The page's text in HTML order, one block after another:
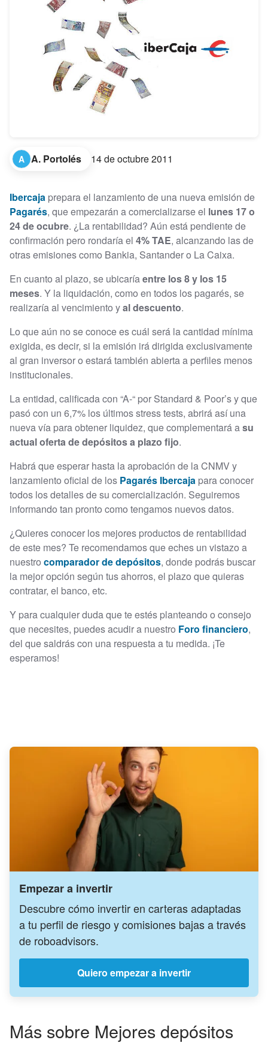
A A. Portolés 14 de octubre 2011
Ibercaja prepara el lanzamiento de una nueva emisión de
Pagarés, que empezarán a comercializarse el lunes 17 o
24 de ocubre. ¿La rentabilidad? Aún está pendiente de
confirmación pero rondaría el 4% TAE, alcanzando las de
otras emisiones como Bankia, Santander o La Caixa.
En cuanto al plazo, se ubicaríaentre los 8 y los 15
meses. Y la liquidación, como en todos los pagarés, se
realizaría al vencimiento yal descuento.
Lo que aún no se conoce es cuál será la cantidad mínima
exigida, es decir, si la emisión irá dirigida exclusivamente
al gran inversor o estará también abierta a perfiles menos
institucionales.
La entidad, calificada con “A-“ por Standard & Poor’s y que
pasó con un 6,7% los últimos stress tests, abrirá así una
nueva vía para obtener liquidez, que complementará asu
actual oferta de depósitos a plazo fijo.
Habrá que esperar hasta la aprobación de la CNMV y
lanzamiento oficial de los Pagarés Ibercaja para conocer
todos los detalles de su comercialización. Seguiremos
informando tan pronto como tengamos nuevos datos.
¿Quieres conocer los mejores productos de rentabilidad
de este mes? Te recomendamos que eches un vistazo a
nuestro comparador de depósitos, donde podrás buscar
la mejor opción según tus ahorros, el plazo que quieras
contratar, el banco, etc.
Y para cualquier duda que te estés planteando o consejo
que necesites, puedes acudir a nuestro Foro financiero,
del que saldrás con una respuesta a tu medida. ¡Te
esperamos!
Empezar a invertir
Descubre cómo invertir en carteras adaptadas
a tu perfil de riesgo y comisiones bajas a través
de roboadvisors.
Quiero empezar a invertir
Más sobre Mejores depósitos